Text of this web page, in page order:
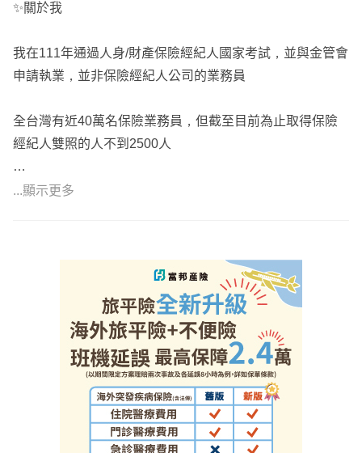
✨關於我
我在111年通過人身/財產保險經紀人國家考試，並與金管會
申請執業，並非保險經紀人公司的業務員
全台灣有近40萬名保險業務員，但截至目前為止取得保險
經紀人雙照的人不到2500人
國考合格資格取得不易，但也就是如此，對保戶來說等於有
⭕️有豐富核保經驗，可協助處理體況件，曾協助不少有體
曾協助過的案例：卵圓孔未閉合、早產低體重、乳房纖維囊
腫、子宮肌瘤、巧克力囊腫、泌尿道感染…等等，可參閱個
人電子名片⬆️⬆️
⭕️曾協助多位保戶處理理賠、契約爭議，爭取理賠金，保
障客戶應有的權益
...顯示更多